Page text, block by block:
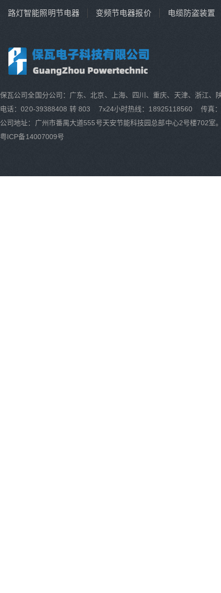
路灯智能照明节电器 变频节电器报价 电缆防盗装置
保瓦公司全国分公司：广东、北京、上海、四川、重庆、天津、浙江
电话：020-39388408 转 803 7x24小时热线：18925118560 传真
公司地址：广州市番禺大道555号天安节能科技园总部中心2号楼702室
粤ICP备14007009号